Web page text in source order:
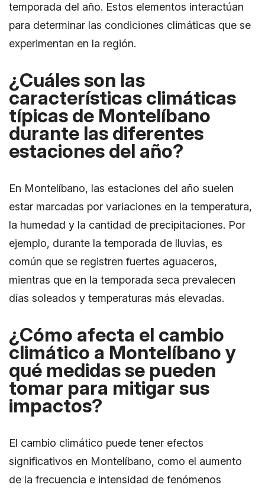
temporada del año. Estos elementos interactúan
para determinar las condiciones climáticas que se
experimentan en la región.
¿Cuáles son las
características climáticas
típicas de Montelíbano
durante las diferentes
estaciones del año?
En Montelíbano, las estaciones del año suelen
estar marcadas por variaciones en la temperatura,
la humedad y la cantidad de precipitaciones. Por
ejemplo, durante la temporada de lluvias, es
común que se registren fuertes aguaceros,
mientras que en la temporada seca prevalecen
días soleados y temperaturas más elevadas.
¿Cómo afecta el cambio
climático a Montelíbano y
qué medidas se pueden
tomar para mitigar sus
impactos?
El cambio climático puede tener efectos
significativos en Montelíbano, como el aumento
de la frecuencia e intensidad de fenómenos